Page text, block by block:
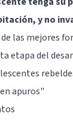
y no
de las mejores
etapa del
apuros"